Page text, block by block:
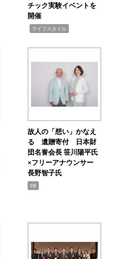
チック実験イベントを
開催
ライフスタイル
故人の「想い」かなえ
る 遺贈寄付 日本財
団名誉会長 笹川陽平氏
×フリーアナウンサー
長野智子氏
PR